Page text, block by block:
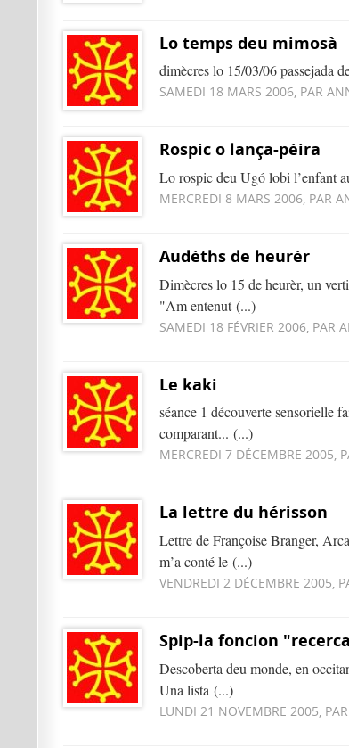
Lo temps deu mimosà
dimècres lo 15/03/06 passejada
SAMEDI 18 MARS 2006, PAR
Rospic o lança-pèira
Lo rospic deu Ugó lobi l’enfant
MERCREDI 8 MARS 2006, PAR
Audèths de heurèr
Dimècres lo 15 de heurèr, un
"Am entenut (...)
SAMEDI 18 FÉVRIER 2006, PAR
Le kaki
séance 1 découverte sensorielle
comparant... (...)
MERCREDI 7 DÉCEMBRE 2005,
La lettre du hérisson
Lettre de Françoise Branger,
m’a conté le (...)
VENDREDI 2 DÉCEMBRE 2005,
Spip-la foncion
Descoberta deu monde, en
Una lista (...)
LUNDI 21 NOVEMBRE 2005,